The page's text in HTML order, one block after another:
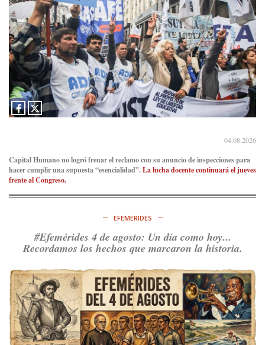
04.08.2026
Capital Humano no logró frenar el reclamo con su anuncio de inspecciones para
hacer cumplir una supuesta “esencialidad”.La lucha docente continuará el jueves
frente al Congreso.
EFEMERIDES
#Efemérides 4 de agosto: Un día como hoy...
Recordamos los hechos que marcaron la historia.